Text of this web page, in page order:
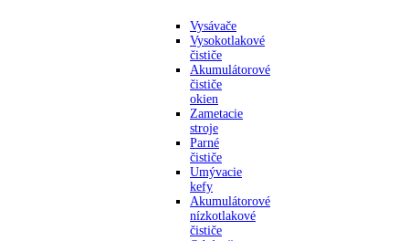
Vysávače
Vysokotlakové
čističe
Akumulátorové
čističe
okien
Zametacie
stroje
Parné
čističe
Umývacie
kefy
Akumulátorové
nízkotlakové
čističe